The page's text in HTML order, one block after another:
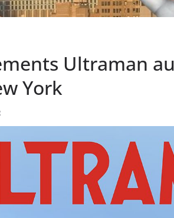
Ultraman
York